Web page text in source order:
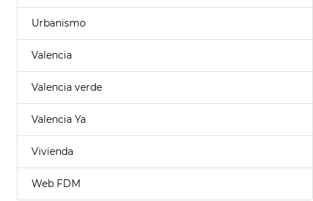
Urbanismo
Valencia
Valencia verde
Valencia Ya
Vivienda
Web FDM